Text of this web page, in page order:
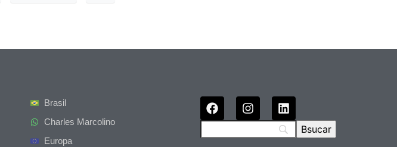
Brasil
Charles Marcolino
Europa